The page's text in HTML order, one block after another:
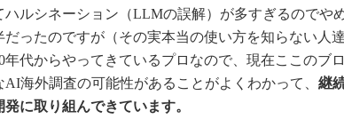
ハルシネーション（LLMの誤解）が多すぎるのでや
だったのですが（その実本当の使い方を知らない人
年代からやってきているプロなので、現在ここのブ
AI海外調査の可能性があることがよくわかって、 継
発に取り組んできています。